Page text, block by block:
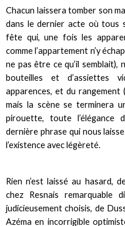
Chacun laissera tomber son
dans le dernier acte où tous
fête qui, une fois les
comme l’appartement n’y
ne pas être ce qu’il semblait),
bouteilles et d’assiettes
apparences, et du
mais la scène se terminera
pirouette, toute l’élégance
dernière phrase qui nous
l’existence avec légèreté.
Rien n’est laissé au hasard,
chez Resnais remarquable
judicieusement choisis, de
Azéma en incorrigible